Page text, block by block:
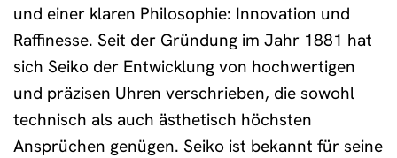
und einer klaren Philosophie: Innovation und
Raffinesse. Seit der Gründung im Jahr 1881 hat
sich Seiko der Entwicklung von hochwertigen
und präzisen Uhren verschrieben, die sowohl
technisch als auch ästhetisch höchsten
Ansprüchen genügen. Seiko ist bekannt für seine